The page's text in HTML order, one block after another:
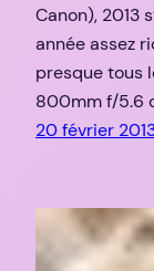
Canon), 2013
année assez
presque tous
800mm f/5.6
20 février